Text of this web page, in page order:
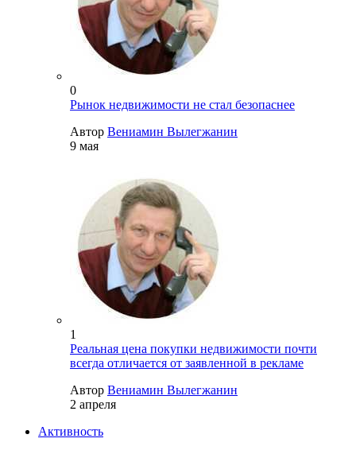
0
Рынок недвижимости не стал безопаснее
Автор Вениамин Вылегжанин
9 мая
1
Реальная цена покупки недвижимости почти
всегда отличается от заявленной в рекламе
Автор Вениамин Вылегжанин
2 апреля
Активность